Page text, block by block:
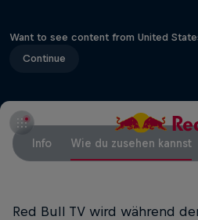
Want to see content from United
Continue
Info Wie du zusehen kannst
Red Bull TV wird während